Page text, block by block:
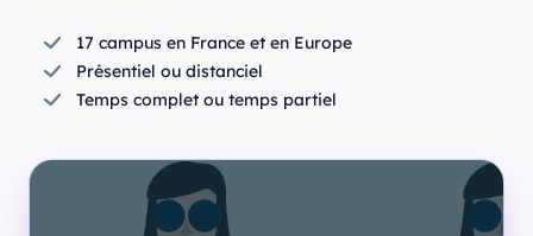
17 campus en France et en Europe
Présentiel ou distanciel
Temps complet ou temps partiel